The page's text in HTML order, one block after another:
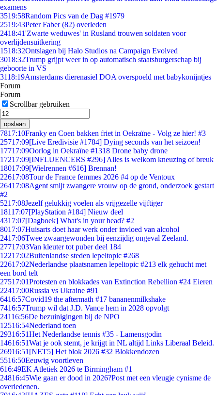
examens
3519:58Random Pics van de Dag #1979
2519:43Peter Faber (82) overleden
2418:41'Zwarte weduwes' in Rusland trouwen soldaten voor
overlijdensuitkering
1518:32Ontslagen bij Halo Studios na Campaign Evolved
3018:32Trump grijpt weer in op automatisch staatsburgerschap bij
geboorte in VS
3118:19Amsterdams dierenasiel DOA overspoeld met babykonijntjes
Forum
Forum
Scrollbar gebruiken
opslaan
7817:10Franky en Coen bakken friet in Oekraïne - Volg ze hier! #3
25717:09[Live Eredivisie #1784] Dying seconds van het seizoen!
17717:09Oorlog in Oekraïne #1318 Drone baby drone
17217:09[INFLUENCERS #296] Alles is welkom kneuzing of breuk
18017:09[Wielrennen #616] Brennan!
22617:08Tour de France femmes 2026 #4 op de Ventoux
26417:08Agent smijt zwangere vrouw op de grond, onderzoek gestart
#2
5217:08Jezelf gelukkig voelen als vrijgezelle vijftiger
18117:07[PlayStation #184] Nieuw deel
4317:07[Dagboek] What's in your head? #2
8017:07Huisarts doet haar werk onder invloed van alcohol
2417:06Twee zwaargewonden bij eenzijdig ongeval Zeeland.
27717:03Van kleuter tot puber deel 184
12217:02Buitenlandse steden lepeltopic #268
22617:02Nederlandse plaatsnamen lepeltopic #213 elk gehucht met
een bord telt
27517:01Protesten en blokkades van Extinction Rebellion #24 Eieren
22417:00Russia vs Ukraine #91
6416:57Covid19 the aftermath #17 bananenmilkshake
7416:57Trump wil dat J.D. Vance hem in 2028 opvolgt
24116:56De bezuinigingen bij de NPO
12516:54Nederland toen
29316:51Het Nederlandse tennis #35 - Lamensgodin
14616:51Wat je ook stemt, je krijgt in NL altijd Links Liberaal Beleid.
26916:51 [NET5] Het blok 2026 #32 Blokkendozen
5516:50Eeuwig voortleven
616:49EK Atletiek 2026 te Birmingham #1
24816:45Wie gaan er dood in 2026?Post met een vleugje cynisme de
overledenen.